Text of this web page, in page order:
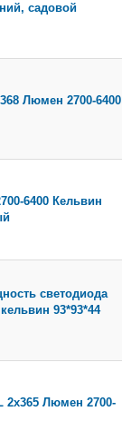
садовой
Люмен 2700-6400
6400 Кельвин
светодиода
93*93*44
2х365 Люмен 2700-